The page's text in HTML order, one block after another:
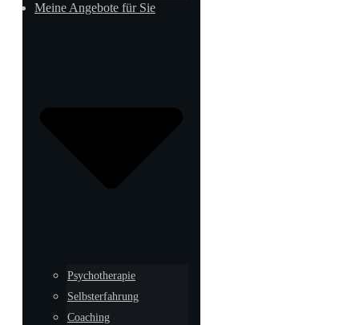
Meine Angebote für Sie
Psychotherapie
Selbsterfahrung
Coaching